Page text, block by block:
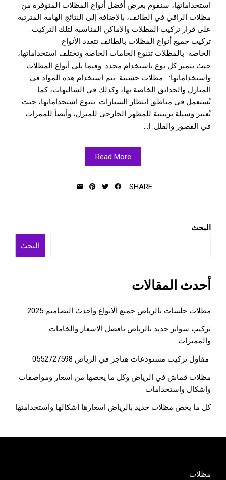
استخداماتها، سنقوم بعرض أفضل أنواع المظلات المتوفرة من
مظلات الراقي في الطائف، بالإضافة إلى النتائج الهامة المترتبة
على قرار تركيب المظلات والأماكن المناسبة لتلك التركيب.
تركيب جميع أنواع المظلات بالطائف تتعدد الأنواع
الخاصة بالمظلات تتنوع الخامات الخاصة وتختلف استخداماتها،
حيث يتميز كل نوع باستخدام محدد. وفيما يلي أنواع المظلات
واستخداماتها: مظلات خشبية يتم استخدام هذه المواد في
المنازل والحدائق الخاصة بها، وكذلك في الشاليهات، كما
تُستعمل في مناطق انتظار السيارات. تتنوع استخداماتها، حيث
تُعتبر وسيلة تزيينية للمظهر الخارجي للمنزل، وأيضاً للممرات
في القصور والفلل. إ...
Read More
SHARE
البحث
البحث
أحدث المقالات
مظلات جلسات بالرياض جميع الانواع واحدث التصاميم 2025
تركيب سواتر حديد بالرياض بافضل الاسعار والخامات
والمميزات
مقاول تركيب مستودعات هناجر في الرياض 0552727598
مظلات قماش في الرياض وكل ما يخصها من اسعار ومواصفات
واشكال واستخدامات
كل ما يخص مظلات حديد بالرياض اسعارها اشكالها واستخدامتها
مظلات